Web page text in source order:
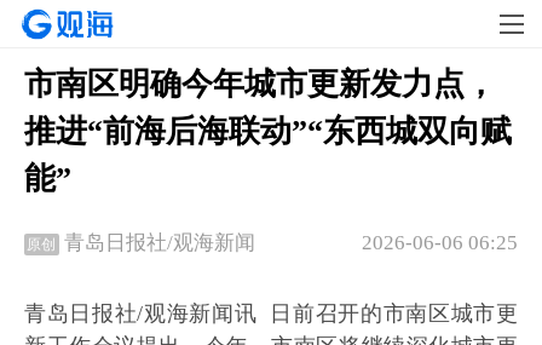
市南区明确今年城市更新发力点，
推进“前海后海联动”“东西城双向赋
能”
原创 2026-06-06 06:25
青岛日报社/观海新闻
青岛日报社/观海新闻讯 日前召开的市南区城市更